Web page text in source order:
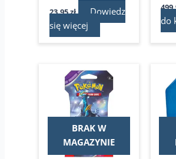
23,95zł
Dowiedz
się więcej
do
BRAK W
MAGAZYNIE